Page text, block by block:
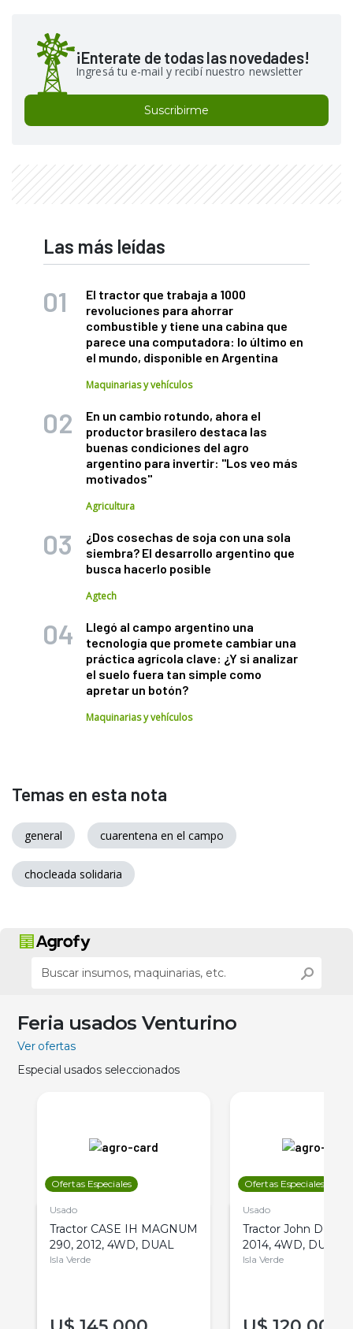
¡Enterate de todas las novedades!
Ingresá tu e-mail y recibí nuestro newsletter
Suscribirme
Las más leídas
El tractor que trabaja a 1000
revoluciones para ahorrar
combustible y tiene una cabina que
parece una computadora: lo último en
el mundo, disponible en Argentina
Maquinarias y vehículos
En un cambio rotundo, ahora el
productor brasilero destaca las
buenas condiciones del agro
argentino para invertir: "Los veo más
motivados"
Agricultura
¿Dos cosechas de soja con una sola
siembra? El desarrollo argentino que
busca hacerlo posible
Agtech
Llegó al campo argentino una
tecnología que promete cambiar una
práctica agrícola clave: ¿Y si analizar
el suelo fuera tan simple como
apretar un botón?
Maquinarias y vehículos
Temas en esta nota
general cuarentena en el campo
chocleada solidaria
Feria usados Venturino
Ver ofertas
Especial usados seleccionados
Ofertas Especiales
Usado
Tractor CASE IH MAGNUM
290, 2012, 4WD, DUAL
Isla Verde
Ofertas Especiales
Usado
Tractor John Deere
2014, 4WD, DUAL
Isla Verde